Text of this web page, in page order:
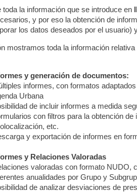
toda la información que se introduce en
y por eso la obtención de
los datos deseados por el
mostramos toda la información relativa
y generación de documentos:
informes, con formatos
Urbana
de incluir informes a medida
con filtros para la obtención
etc.
y exportación de informes en
y Relaciones Valoradas
valoradas con formato NUDO,
anualidades por Grupo y
de analizar desviaciones de